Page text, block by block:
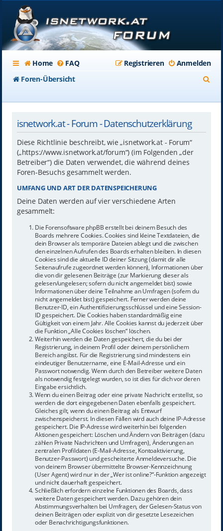
Home FAQ Anmelden
Registrieren
Foren-Übersicht
isnetwork.at - Forum - Datenschutzerklärung
Diese Richtlinie beschreibt, wie „isnetwork.at - Forum“
(„https://www.isnetwork.at/forum“) (im Folgenden „der
Betreiber“) die Daten verwendet, die während deines
Foren-Besuchs gesammelt werden.
UMFANG UND ART DER DATENSPEICHERUNG
Deine Daten werden auf vier verschiedene Arten
gesammelt:
Die Forensoftware phpBB erstellt bei deinem Besuch des
Boards mehrere Cookies. Cookies sind kleine Textdateien, die
dein Browser als temporäre Dateien ablegt und die zwischen
den einzelnen Aufrufen des Boards erhalten bleiben. In diesen
Cookies sind die aktuelle ID deiner Sitzung (damit dir alle
Seitenaufrufe zugeordnet werden können), Informationen über
die von dir gelesenen Beiträge (zur Markierung dieser als
gelesen/ungelesen; sofern du nicht angemeldet bist) sowie
Informationen über deine Teilnahme an Umfragen (sofern du
nicht angemeldet bist) gespeichert. Ferner werden deine
Benutzer-ID, ein Authentifizierungsschlüssel und eine Session-
ID gespeichert. Die Cookies haben standardmäßig eine
Gültigkeit von einem Jahr. Alle Cookies kannst du jederzeit über
die Funktion „Alle Cookies löschen“ löschen.
Weiterhin werden die Daten gespeichert, die du bei der
Registrierung, in deinem Profil oder deinem persönlichem
Bereich angibst. Für die Registrierung sind mindestens ein
eindeutiger Benutzername, eine E-Mail-Adresse und ein
Passwort notwendig. Wenn durch den Betreiber weitere Daten
als notwendig festgelegt wurden, so ist dies für dich vor deren
Eingabe ersichtlich.
Wenn du einen Beitrag oder eine private Nachricht erstellst, so
werden die dort eingegebenen Daten ebenfalls gespeichert.
Gleiches gilt, wenn du einen Beitrag als Entwurf
zwischenspeicherst. In diesen Fällen wird auch deine IP-Adresse
gespeichert. Die IP-Adresse wird weiterhin bei folgenden
Aktionen gespeichert: Löschen und Ändern von Beiträgen (dazu
zählen Private Nachrichten und Umfragen), Änderungen an
zentralen Profildaten (E-Mail-Adresse, Kontoaktivierung,
Benutzer-Passwort) und gescheiterte Anmeldeversuche. Die
von deinem Browser übermittelte Browser-Kennzeichnung
(User Agent) wird nur in der „Wer ist online?“-Funktion angezeigt
und nicht dauerhaft gespeichert.
Schließlich erfordern einzelne Funktionen des Boards, dass
weitere Daten gespeichert werden. Dazu gehören dein
Abstimmungsverhalten bei Umfragen, der Gelesen-Status von
deinen Beiträgen oder explizit von dir gesetzte Lesezeichen
oder Benachrichtigungsfunktionen.